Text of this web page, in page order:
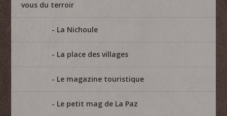
vous du terroir
La Nichoule
La place des villages
Le magazine touristique
Le petit mag de La Paz